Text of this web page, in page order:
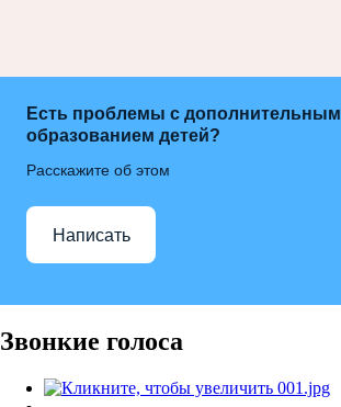
Есть проблемы с дополнительным
образованием детей?
Расскажите об этом
Написать
Звонкие голоса